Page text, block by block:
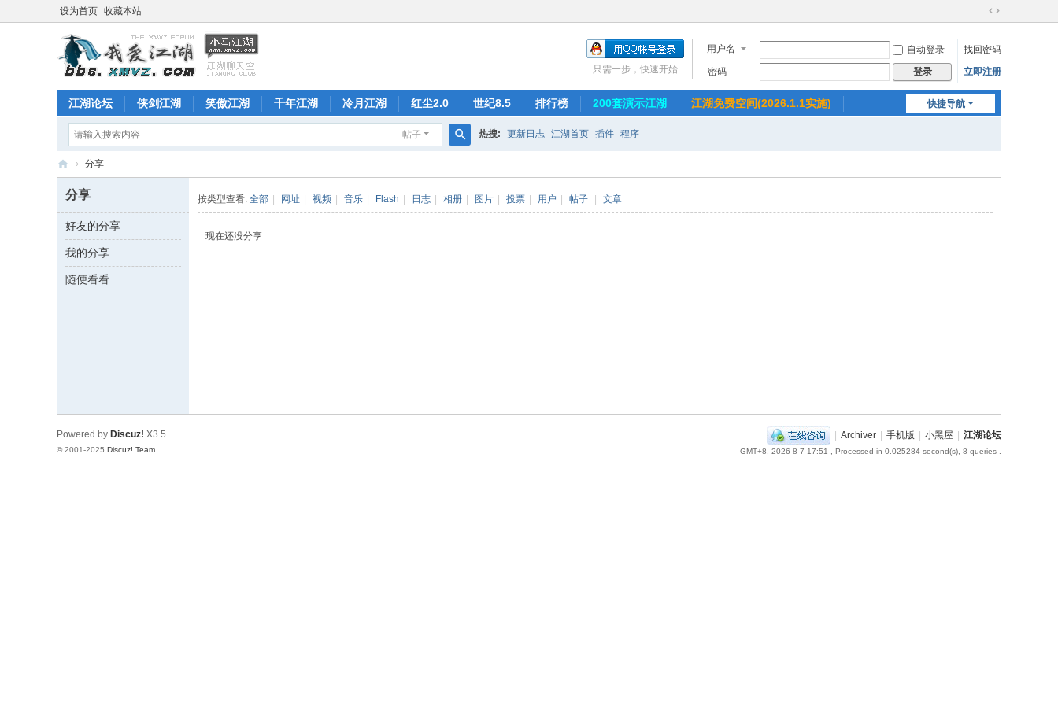
设为首页 收藏本站
切
到
宽
用户名 自动登录
找回密码
密码
登录 立即注册
只需一步，快速开始
快捷导航
江湖论坛 侠剑江湖 笑傲江湖 千年江湖 冷月江湖 红尘2.0 世纪8.5 排行榜 200套演示江湖 江湖免费空间(2026.1.1实施)
帖子
索
热搜: 更新日志 江湖首页 插件 程序
论
坛
› 分享
分享
好友的分享
我的分享
随便看看
按类型查看: 全部 网址 视频 音乐 Flash 日志 相册 图片 投票 用户 帖子 文章
现在还没分享
| Archiver | 手机版 | 小黑屋 | 江湖论坛
GMT+8, 2026-8-7 17:51 , Processed in 0.025284 second(s), 8 queries .
Powered by Discuz! X3.5
© 2001-2025 Discuz! Team